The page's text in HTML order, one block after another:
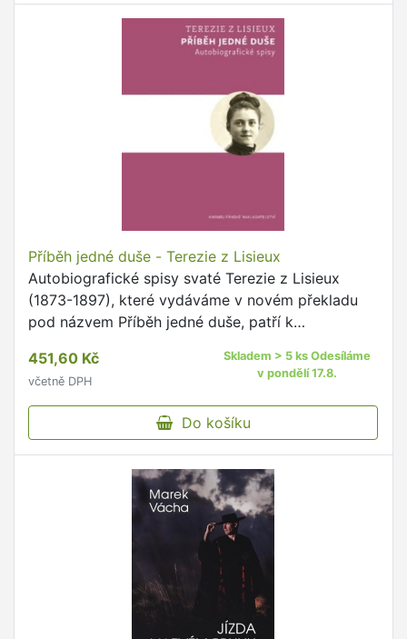
Příběh jedné duše - Terezie z Lisieux
Autobiografické spisy svaté Terezie z Lisieux
(1873-1897), které vydáváme v novém překladu
pod názvem Příběh jedné duše, patří k
literatury.
451,60 Kč
včetně DPH
Skladem > 5 ks Odesíláme
v pondělí 17.8.
Do košíku